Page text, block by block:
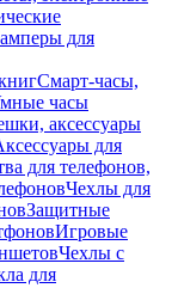
для
Смарт-часы,
часы
аксессуары
для
для телефонов,
Чехлы для
Защитные
Игровые
Чехлы с
для